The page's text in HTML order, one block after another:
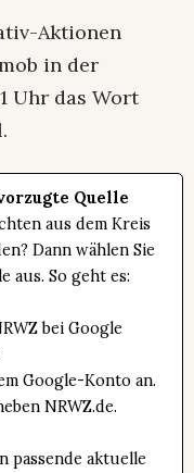
Aktionen
in der
Uhr das Wort
Quelle
aus dem Kreis
Dann wählen Sie
aus. So geht es:
bei Google
Google-Konto an.
NRWZ.de.
passende aktuelle